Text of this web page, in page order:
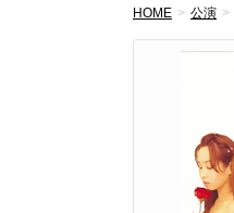
HOME 公演